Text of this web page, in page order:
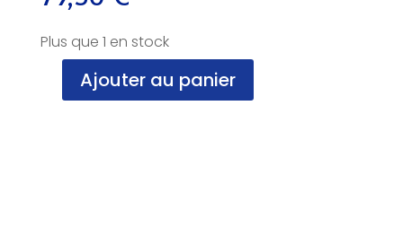
Plus que 1 en stock
quantitéAjouter au panier